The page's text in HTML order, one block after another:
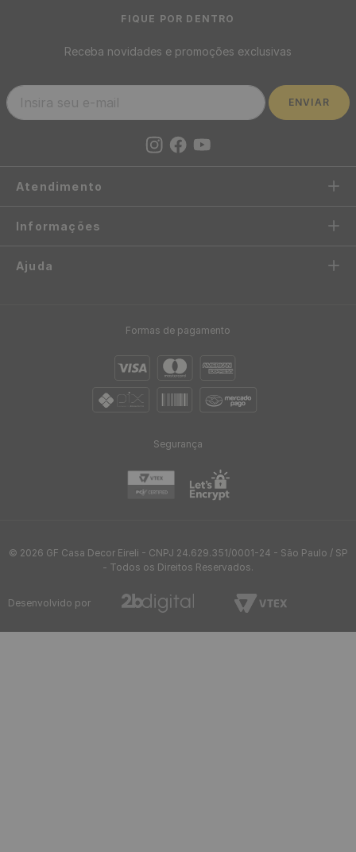
FIQUE POR DENTRO
Receba novidades e promoções exclusivas
ENVIAR
Atendimento
Informações
Ajuda
Formas de pagamento
Segurança
© 2026 GF Casa Decor Eireli - CNPJ 24.629.351/0001-24 - São Paulo / SP
- Todos os Direitos Reservados.
Desenvolvido por